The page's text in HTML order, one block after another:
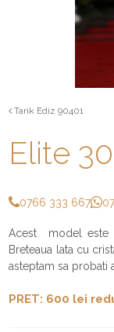
Tarik Ediz 90401
Elite
0766 333 667
Acest model este
Breteaua lata cu
asteptam sa probati
PRET: 600 lei